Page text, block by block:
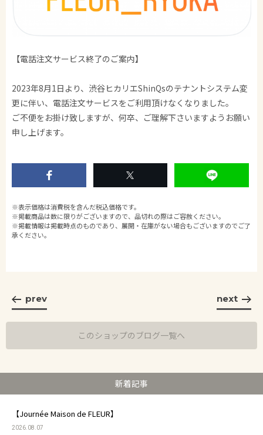
【電話注文サービス終了のご案内】
2023年8月1日より、渋谷ヒカリエShinQsのテナントシステム変
更に伴い、電話注文サービスをご利用頂けなくなりました。
ご不便をお掛け致しますが、何卒、ご理解下さいますようお願い
申し上げます。
※表示価格は消費税を含んだ税込価格です。
※掲載商品は数に限りがございますので、品切れの際はご容赦ください。
※掲載情報は掲載時点のものであり、展開・在庫がない場合もございますのでご了
承ください。
prev next
このショップのブログ一覧へ
新着記事
【Journée Maison de FLEUR】
2026.08.07